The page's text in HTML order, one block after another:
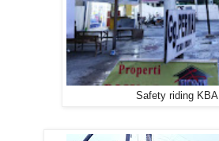
Safety riding KBA